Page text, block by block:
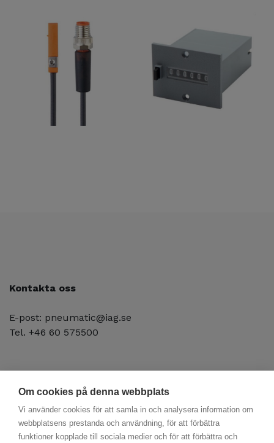
Om cookies på denna webbplats
Vi använder cookies för att samla in och analysera information om
webbplatsens prestanda och användning, för att förbättra
funktioner kopplade till sociala medier och för att förbättra och
Kontakta oss
E-post: pneumatic@iag.se
Tel. +46 60 575500